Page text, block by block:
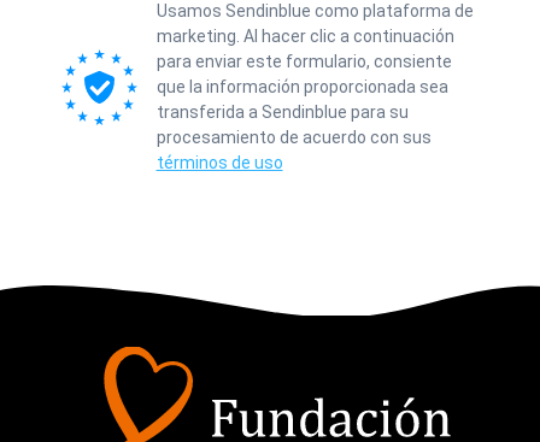
Usamos Sendinblue como plataforma de
marketing. Al hacer clic a continuación
para enviar este formulario, consiente
que la información proporcionada sea
transferida a Sendinblue para su
procesamiento de acuerdo con sus
términos de uso